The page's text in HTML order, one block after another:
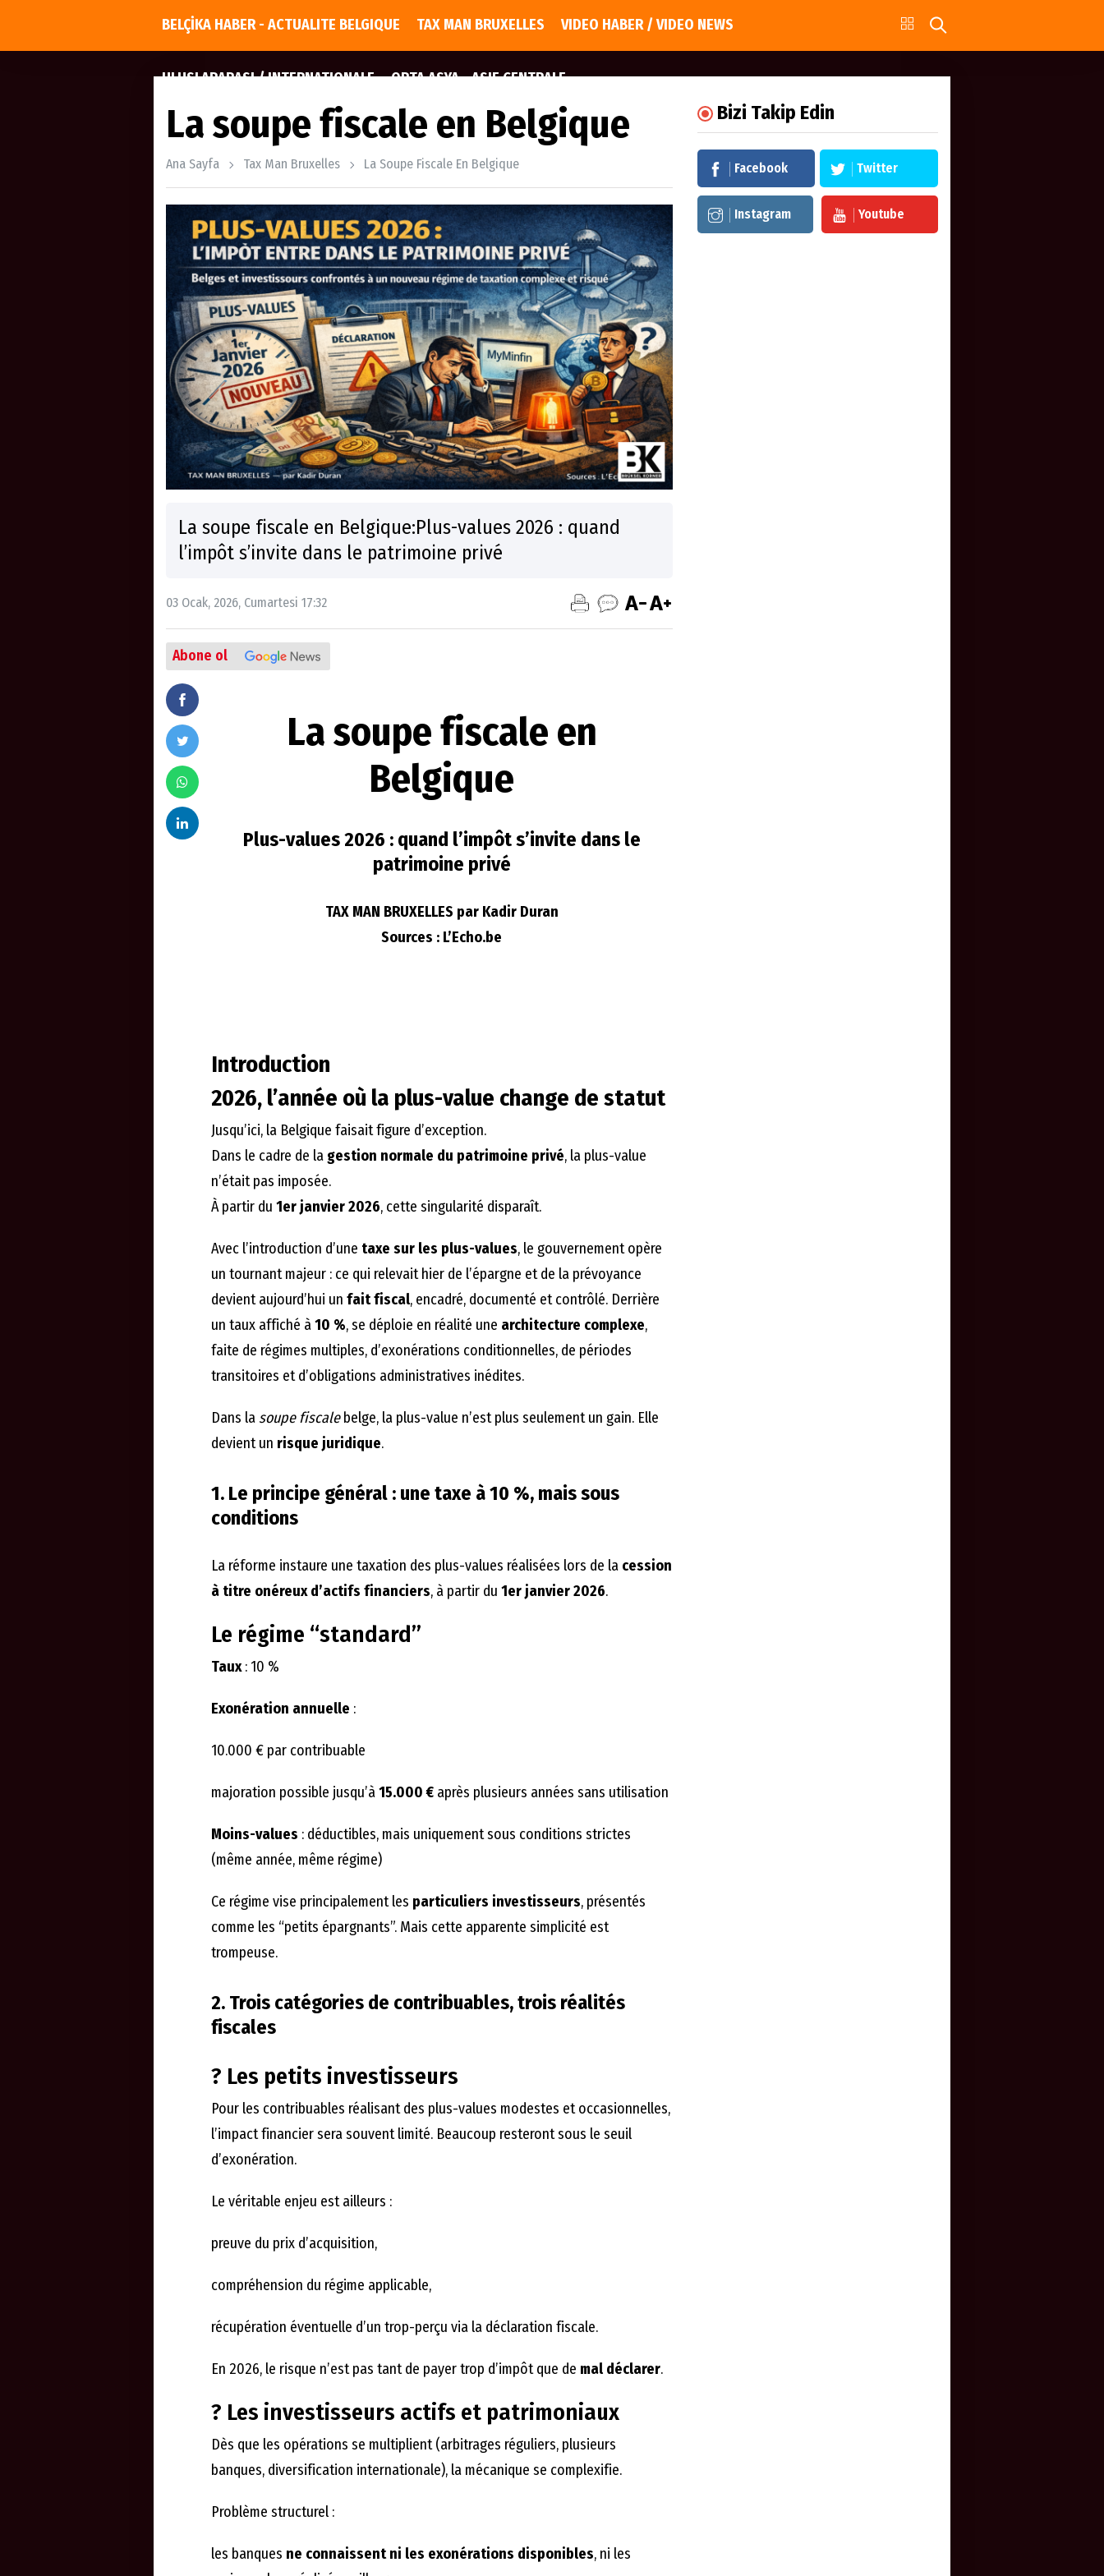
BELÇİKA HABER - ACTUALITE BELGIQUE TAX MAN BRUXELLES VIDEO HABER / VIDEO NEWS
ULUSLARARASI / INTERNATIONALE ORTA ASYA - ASIE CENTRALE
La soupe fiscale en Belgique
Ana Sayfa Tax Man Bruxelles La Soupe Fiscale En Belgique
La soupe fiscale en Belgique:Plus-values 2026 : quand
l’impôt s’invite dans le patrimoine privé
03 Ocak, 2026, Cumartesi 17:32
Abone ol
La soupe fiscale en
Belgique
Plus-values 2026 : quand l’impôt s’invite dans le
patrimoine privé
TAX MAN BRUXELLES par Kadir Duran
Sources : L’Echo.be
Introduction
2026, l’année où la plus-value change de statut
Jusqu’ici, la Belgique faisait figure d’exception.
Dans le cadre de la gestion normale du patrimoine privé, la plus-value
n’était pas imposée.
À partir du 1er janvier 2026, cette singularité disparaît.
Avec l’introduction d’une taxe sur les plus-values, le gouvernement opère
un tournant majeur : ce qui relevait hier de l’épargne et de la prévoyance
devient aujourd’hui un fait fiscal, encadré, documenté et contrôlé. Derrière
un taux affiché à10 %, se déploie en réalité une architecture complexe,
faite de régimes multiples, d’exonérations conditionnelles, de périodes
transitoires et d’obligations administratives inédites.
Dans la soupe fiscalebelge, la plus-value n’est plus seulement un gain. Elle
devient un risque juridique.
1. Le principe général : une taxe à 10 %, mais sous
conditions
La réforme instaure une taxation des plus-values réalisées lors de la cession
à titre onéreux d’actifs financiers, à partir du 1er janvier 2026.
Le régime “standard”
Taux: 10 %
Exonération annuelle :
10.000 € par contribuable
majoration possible jusqu’à15.000 € après plusieurs années sans utilisation
Moins-values : déductibles, mais uniquement sous conditions strictes
(même année, même régime)
Ce régime vise principalement les particuliers investisseurs, présentés
comme les “petits épargnants”. Mais cette apparente simplicité est
trompeuse.
2. Trois catégories de contribuables, trois réalités
fiscales
? Les petits investisseurs
Pour les contribuables réalisant des plus-values modestes et occasionnelles,
l’impact financier sera souvent limité. Beaucoup resteront sous le seuil
d’exonération.
Le véritable enjeu est ailleurs :
preuve du prix d’acquisition,
compréhension du régime applicable,
récupération éventuelle d’un trop-perçu via la déclaration fiscale.
En 2026, le risque n’est pas tant de payer trop d’impôt que de mal déclarer.
? Les investisseurs actifs et patrimoniaux
Dès que les opérations se multiplient (arbitrages réguliers, plusieurs
banques, diversification internationale), la mécanique se complexifie.
Problème structurel :
les banques ne connaissent ni les exonérations disponibles, ni les
Bizi Takip Edin
Facebook Twitter
Instagram Youtube